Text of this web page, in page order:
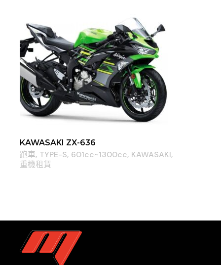
KAWASAKI ZX-636
跑車 TYPE-S 601cc~1300cc KAWASAKI
重機租賃